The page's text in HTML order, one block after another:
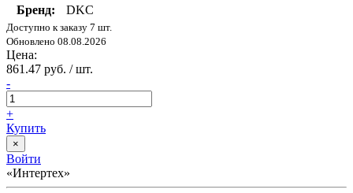
Бренд:
DKC
Доступно к заказу 7 шт.
Обновлено 08.08.2026
Цена:
861.47 руб. / шт.
-
+
Купить
×
Войти
«Интертех»